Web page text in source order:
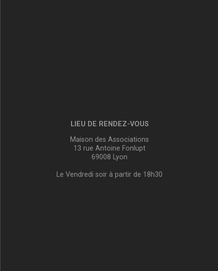
LIEU DE RENDEZ-VOUS
Maison des Associations
13 rue Antoine Fonlupt
69008 Lyon
Le Vendredi soir à partir de 18h30